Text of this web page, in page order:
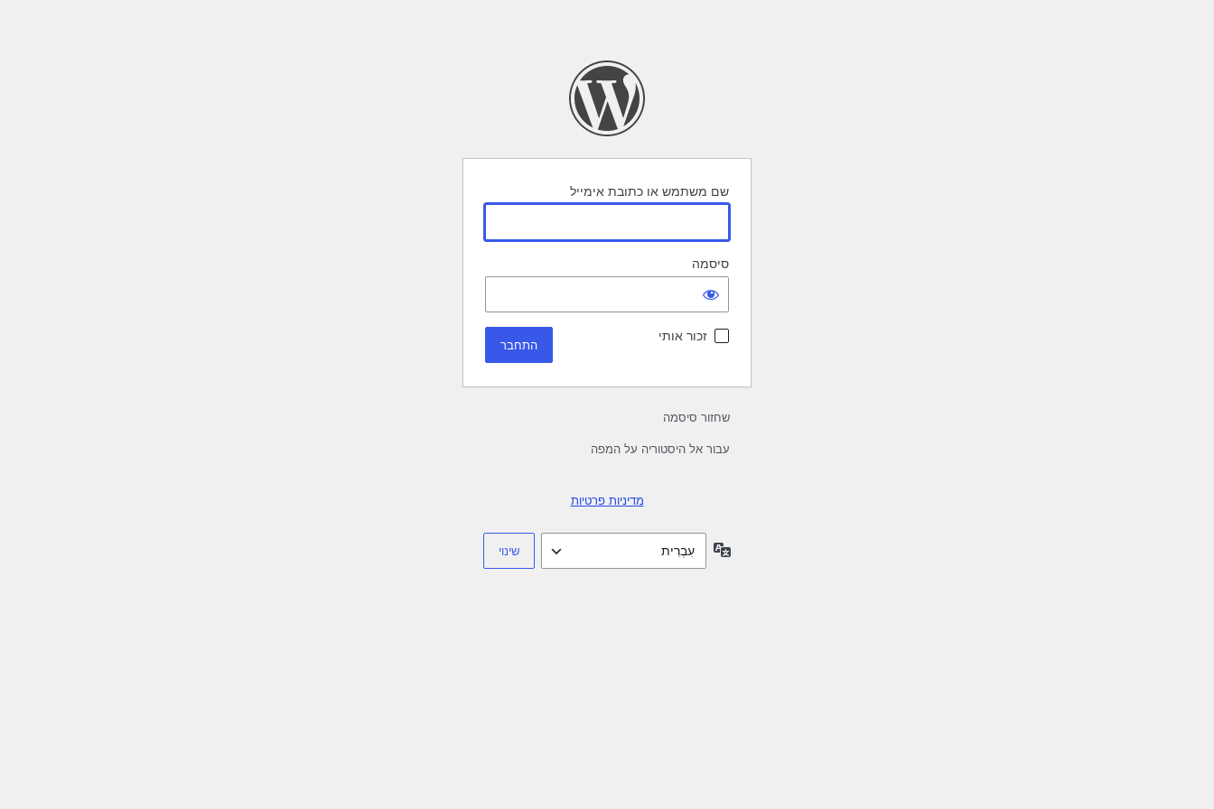
שם משתמש או כתובת אימייל
סיסמה
זכור אותי
שחזור סיסמה
עבור אל היסטוריה על המפה
מדיניות פרטיות
שפה